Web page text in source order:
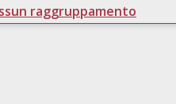
raggruppamento